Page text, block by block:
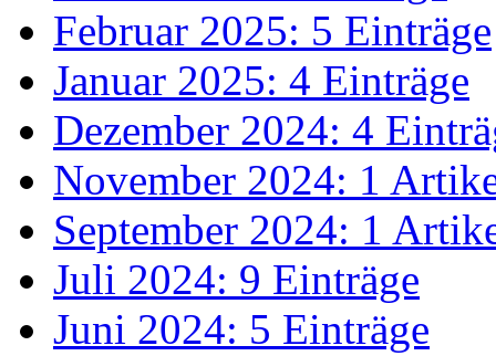
Februar 2025: 5 Einträge
Januar 2025: 4 Einträge
Dezember 2024: 4
November 2024: 1
September 2024: 1
Juli 2024: 9 Einträge
Juni 2024: 5 Einträge